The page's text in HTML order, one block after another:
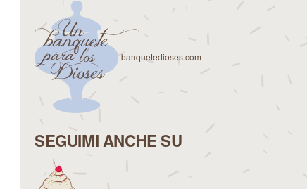
banquetedioses.com
SEGUIMI ANCHE SU